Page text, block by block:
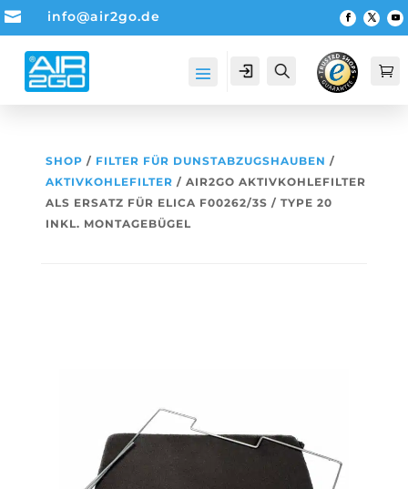
 info@air2go.de
Account Suche 
SHOP / FILTER FÜR DUNSTABZUGSHAUBEN /
AKTIVKOHLEFILTER / AIR2GO AKTIVKOHLEFILTER
ALS ERSATZ FÜR ELICA F00262/3S / TYPE 20
INKL. MONTAGEBÜGEL